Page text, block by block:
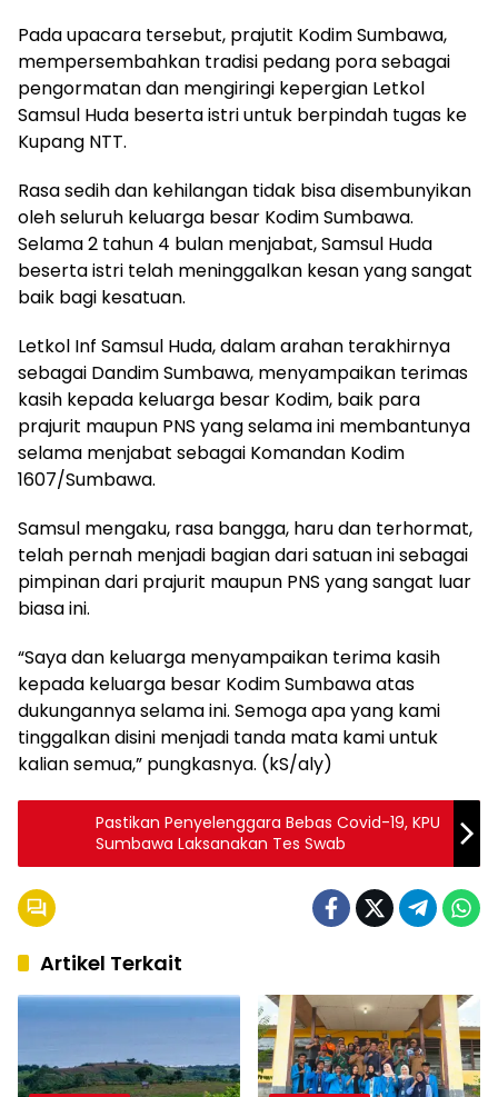
Pada upacara tersebut, prajutit Kodim Sumbawa,
mempersembahkan tradisi pedang pora sebagai
pengormatan dan mengiringi kepergian Letkol
Samsul Huda beserta istri untuk berpindah tugas ke
Kupang NTT.
Rasa sedih dan kehilangan tidak bisa disembunyikan
oleh seluruh keluarga besar Kodim Sumbawa.
Selama 2 tahun 4 bulan menjabat, Samsul Huda
beserta istri telah meninggalkan kesan yang sangat
baik bagi kesatuan.
Letkol Inf Samsul Huda, dalam arahan terakhirnya
sebagai Dandim Sumbawa, menyampaikan terimas
kasih kepada keluarga besar Kodim, baik para
prajurit maupun PNS yang selama ini membantunya
selama menjabat sebagai Komandan Kodim
1607/Sumbawa.
Samsul mengaku, rasa bangga, haru dan terhormat,
telah pernah menjadi bagian dari satuan ini sebagai
pimpinan dari prajurit maupun PNS yang sangat luar
biasa ini.
“Saya dan keluarga menyampaikan terima kasih
kepada keluarga besar Kodim Sumbawa atas
dukungannya selama ini. Semoga apa yang kami
tinggalkan disini menjadi tanda mata kami untuk
kalian semua,” pungkasnya. (kS/aly)
Pastikan Penyelenggara Bebas Covid-19, KPU
Sumbawa Laksanakan Tes Swab
Artikel Terkait